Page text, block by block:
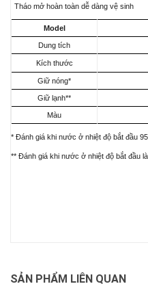
Tháo mở hoàn toàn dễ dàng vệ sinh
Model
Dung tích
Kích thước
Giữ nóng*
Giữ lạnh**
Màu
* Đánh giá khi nước ở nhiệt độ bắt đầu
** Đánh giá khi nước ở nhiệt độ bắt đầu
SẢN PHẨM LIÊN QUAN